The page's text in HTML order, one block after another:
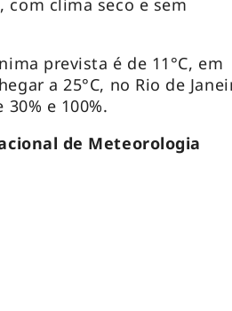
com clima seco e sem
prevista é de 11°C, em
a 25°C, no Rio de
e 100%.
de Meteorologia